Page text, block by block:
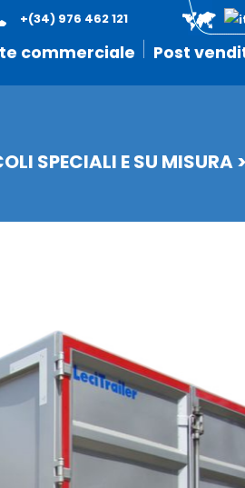
commerciale Post
+(34) 976 462 121
SPECIALI E SU MISURA